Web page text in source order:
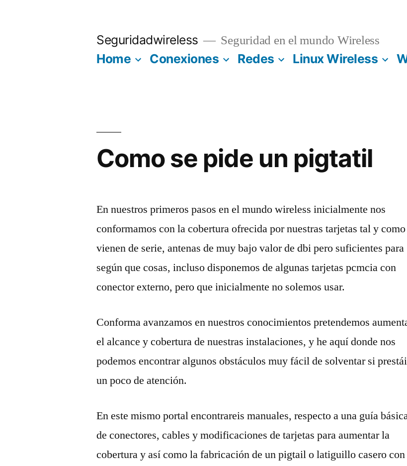
Seguridadwireless Seguridad en el mundo Wireless
Home Conexiones Redes Linux Wireless
Como se pide un pigtatil
En nuestros primeros pasos en el mundo wireless inicialmente nos
conformamos con la cobertura ofrecida por nuestras tarjetas tal y como
vienen de serie, antenas de muy bajo valor de dbi pero suficientes para
según que cosas, incluso disponemos de algunas tarjetas pcmcia con
conector externo, pero que inicialmente no solemos usar.
Conforma avanzamos en nuestros conocimientos pretendemos
el alcance y cobertura de nuestras instalaciones, y he aquí donde nos
podemos encontrar algunos obstáculos muy fácil de solventar si
un poco de atención.
En este mismo portal encontrareis manuales, respecto a una guía
de conectores, cables y modificaciones de tarjetas para aumentar la
cobertura y así como la fabricación de un pigtail o latiguillo casero con